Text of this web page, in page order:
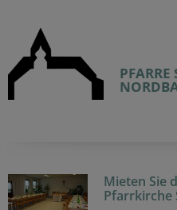
PFARRE
Mieten Sie
Pfarrkirche